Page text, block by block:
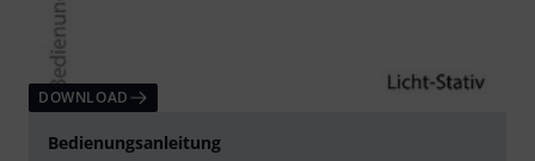
DOWNLOAD
Bedienungsanleitung